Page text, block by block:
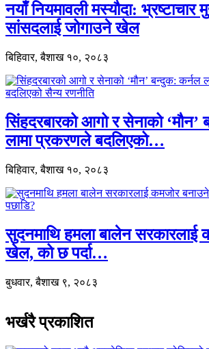
नयाँ नियमावली मस्यौदा: भ्रष्टाचार
सांसदलाई जोगाउने खेल
बिहिवार, बैशाख १०, २०८३
सिंहदरबारको आगो र सेनाको
लामा प्रकरणले बदलिएको…
बिहिवार, बैशाख १०, २०८३
सुदनमाथि हमला बालेन सरकारलाई
खेल, को छ पर्दा…
बुधवार, बैशाख ९, २०८३
भर्खरै प्रकाशित